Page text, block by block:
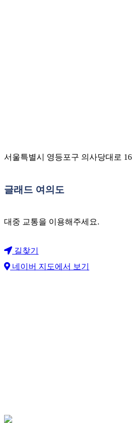
서울특별시 영등포구 의사당대로 16
글래드 여의도
대중 교통을 이용해주세요.
길찾기
네이버 지도에서 보기